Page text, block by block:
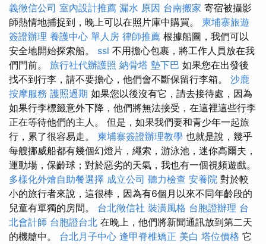
義徵信公司 室內設計推薦 漏水 原因 台南搬家 寄宿被攝影
師熱情地捕捉到，晚上可以在照片庫中購買。 柬埔寨旅遊
簽證辦理 養護中心 單人房 律師推薦 根據船圖，我們可以
安全地開始探索船。 ssl 不用擔心包裹，將工作人員放在我
們門前。 旅行社代辦護照 納骨塔 墊下巴 如果您在出發後
找不到行李，請不要擔心，他們會不斷保留行李箱。 沙鹿
按摩服務 護照過期 如果您以後沒有它，請去接待處，因為
如果行李標籤意外下降，他們將無法接受，在這裡這些行李
正在等待他們的主人。 但是，如果我們要和青少年一起旅
行，累了很容易走。 柬埔寨簽證辦理教學 也就是說，幾乎
每艘挪威船都有幾個幻燈片，繩索，游泳池，迷你高爾夫，
運動場，保齡球；對於惡劣的天氣，我也有一個視頻遊戲。
多樣化外燴自助餐選擇 成立公司 聽力檢查 安養院 對於較
小的旅行者來說，這很棒，因為有6個月以來不同年齡段的
兒童有單獨的房間。 台北徵信社 裝潢風格 台胞證辦理 台
北會計師 台胞證台北 在晚上，他們將新聞通訊放到第二天
的機艙中。 台北月子中心 逢甲脊椎矯正 美白 塔位價格 它